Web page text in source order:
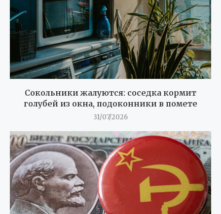
Сокольники жалуются: соседка кормит
голубей из окна, подоконники в помете
31/07/2026